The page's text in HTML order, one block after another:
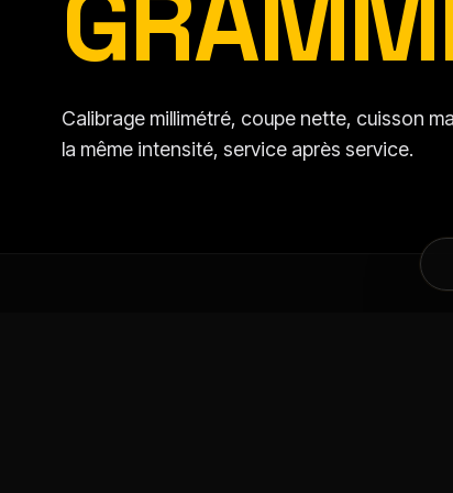
Calibrage millimétré, coupe nette, cuisson
la même intensité, service après service.